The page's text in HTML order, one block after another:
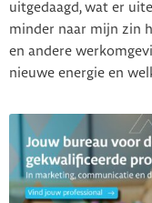
uitgedaagd, wat er
minder naar mijn zin
en andere
nieuwe energie en